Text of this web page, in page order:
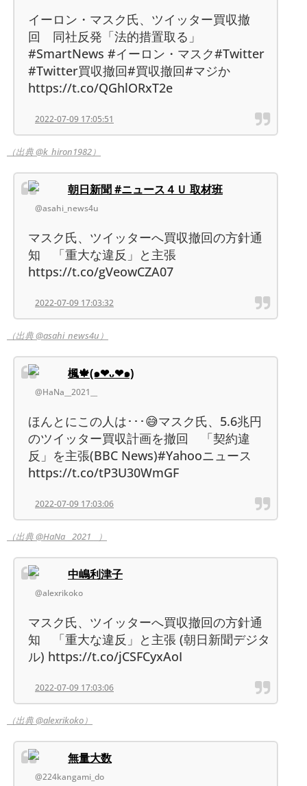
イーロン・マスク氏、ツイッター買収撤
回 同社反発「法的措置取る」
#SmartNews #イーロン・マスク#Twitter
#Twitter買収撤回#買収撤回#マジか
https://t.co/QGhlORxT2e
2022-07-09 17:05:51
（出典 @k_hiron1982）
朝日新聞 #ニュース４Ｕ 取材班
@asahi_news4u
マスク氏、ツイッターへ買収撤回の方針通
知 「重大な違反」と主張
https://t.co/gVeowCZA07
2022-07-09 17:03:32
（出典 @asahi_news4u）
楓🍁(๑❤ᴗ❤๑)
@HaNa__2021__
ほんとにこの人は･･･😅マスク氏、5.6兆円
のツイッター買収計画を撤回 「契約違
反」を主張(BBC News)#Yahooニュース
https://t.co/tP3U30WmGF
2022-07-09 17:03:06
（出典 @HaNa__2021__）
中嶋利津子
@alexrikoko
マスク氏、ツイッターへ買収撤回の方針通
知 「重大な違反」と主張 (朝日新聞デジタ
ル) https://t.co/jCSFCyxAoI
2022-07-09 17:03:06
（出典 @alexrikoko）
無量大数
@224kangami_do